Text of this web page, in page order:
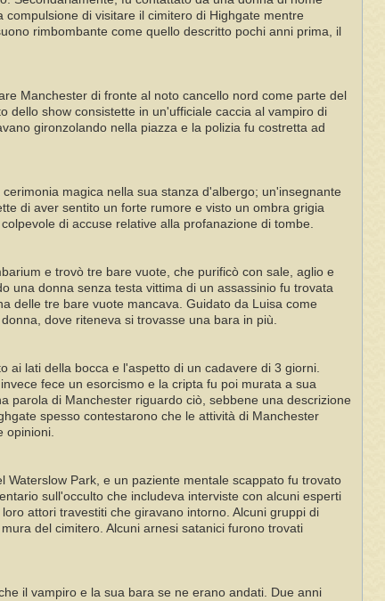
di visitare il cimitero di Highgate mentre
rimbombante come quello descritto pochi anni prima, il
Manchester di fronte al noto cancello nord come parte del
dello show consistette in un'ufficiale caccia al vampiro di
gironzolando nella piazza e la polizia fu costretta ad
magica nella sua stanza d'albergo; un'insegnante
di aver sentito un forte rumore e visto un ombra grigia
di accuse relative alla profanazione di tombe.
e trovò tre bare vuote, che purificò con sale, aglio e
una donna senza testa vittima di un assassinio fu trovata
delle tre bare vuote mancava. Guidato da Luisa come
dove riteneva si trovasse una bara in più.
ai lati della bocca e l'aspetto di un cadavere di 3 giorni.
fece un esorcismo e la cripta fu poi murata a sua
parola di Manchester riguardo ciò, sebbene una descrizione
spesso contestarono che le attività di Manchester
opinioni.
Park, e un paziente mentale scappato fu trovato
sull'occulto che includeva interviste con alcuni esperti
attori travestiti che giravano intorno. Alcuni gruppi di
del cimitero. Alcuni arnesi satanici furono trovati
il vampiro e la sua bara se ne erano andati. Due anni